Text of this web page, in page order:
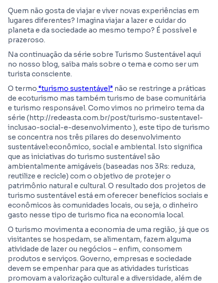
Quem não gosta de viajar e viver novas experiências em
lugares diferentes? Imagina viajar a lazer e cuidar do
planeta e da sociedade ao mesmo tempo? É possível e
prazeroso.
Na continuação da série sobre Turismo Sustentável aqui
no nosso blog, saiba mais sobre o tema e como ser um
turista consciente.
O termo “turismo sustentável” não se restringe a práticas
de ecoturismo mas também turismo de base comunitária
e turismo responsável. Como vimos no primeiro tema da
série (http://redeasta.com.br/post/turismo-sustentavel-
inclusao-social-e-desenvolvimento ), este tipo de turismo
se concentra nos três pilares do desenvolvimento
sustentável:econômico, social e ambiental. Isto significa
que as iniciativas do turismo sustentável são
ambientalmente amigáveis (baseadas nos 3Rs: reduza,
reutilize e recicle) com o objetivo de protejer o
patrimônio natural e cultural. O resultado dos projetos de
turismo sustentável está em oferecer benefícios sociais e
econômicos às comunidades locais, ou seja, o dinheiro
gasto nesse tipo de turismo fica na economia local.
O turismo movimenta a economia de uma região, já que os
visitantes se hospedam, se alimentam, fazem alguma
atividade de lazer ou negócios – enfim, consomem
produtos e serviços. Governo, empresas e sociedade
devem se empenhar para que as atividades turísticas
promovam a valorização cultural e a diversidade, além de